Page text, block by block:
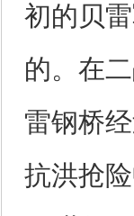
初的贝
的。在
雷钢桥
抗洪抢